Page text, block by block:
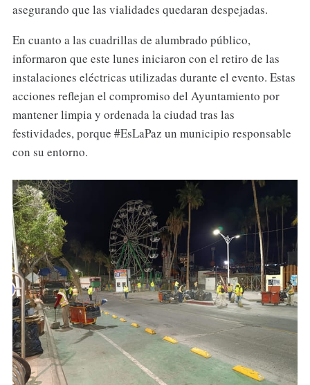
asegurando que las vialidades quedaran despejadas.
En cuanto a las cuadrillas de alumbrado público,
informaron que este lunes iniciaron con el retiro de las
instalaciones eléctricas utilizadas durante el evento. Estas
acciones reflejan el compromiso del Ayuntamiento por
mantener limpia y ordenada la ciudad tras las
festividades, porque #EsLaPaz un municipio responsable
con su entorno.